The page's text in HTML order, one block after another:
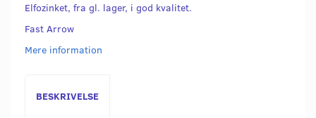
Elfozinket, fra gl. lager, i god kvalitet.
Fast Arrow
Mere information
BESKRIVELSE